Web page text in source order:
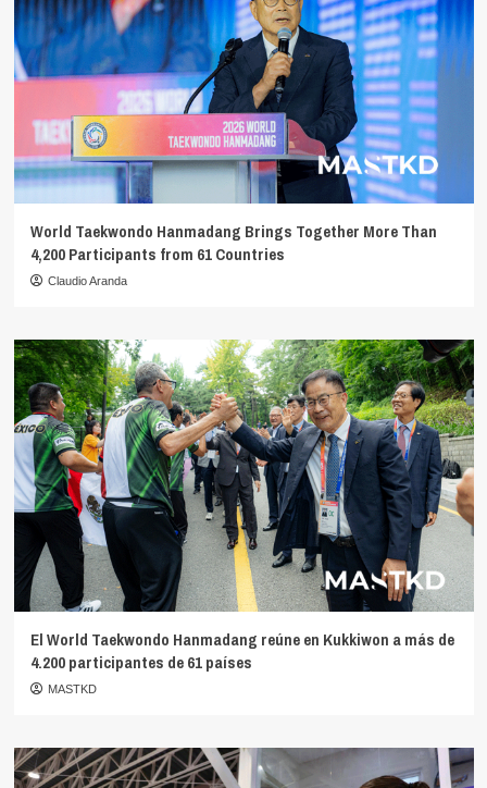
World Taekwondo Hanmadang Brings Together More Than
4,200 Participants from 61 Countries
Claudio Aranda
El World Taekwondo Hanmadang reúne en Kukkiwon a más de
4.200 participantes de 61 países
MASTKD